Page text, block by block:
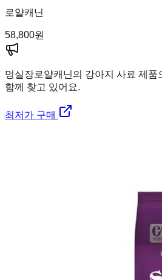
로얄캐닌
58,800원
멍실장로얄캐닌의 강아지 사료 제품
함께 찾고 있어요.
최저가 구매